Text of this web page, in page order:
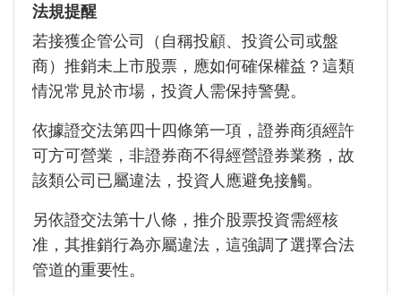
法規提醒
若接獲企管公司（自稱投顧、投資公司或盤
商）推銷未上市股票，應如何確保權益？這類
情況常見於市場，投資人需保持警覺。
依據證交法第四十四條第一項，證券商須經許
可方可營業，非證券商不得經營證券業務，故
該類公司已屬違法，投資人應避免接觸。
另依證交法第十八條，推介股票投資需經核
准，其推銷行為亦屬違法，這強調了選擇合法
管道的重要性。